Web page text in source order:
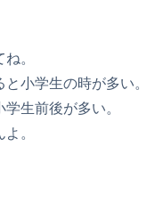
。
小学生の時が多い。
生前後が多い。
。